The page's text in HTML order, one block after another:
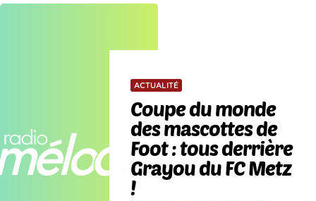
ACTUALITÉ
Coupe du monde
des mascottes de
Foot : tous derrière
Grayou du FC Metz
!